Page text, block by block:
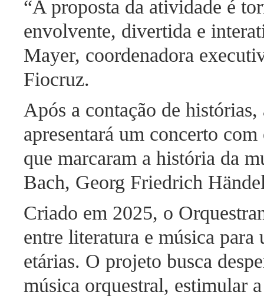
“A proposta da atividade é
envolvente, divertida e
Mayer, coordenadora
Fiocruz.
Após a contação de
apresentará um concerto
que marcaram a história da
Bach, Georg Friedrich
Criado em 2025, o
entre literatura e música
etárias. O projeto busca
música orquestral, estimular